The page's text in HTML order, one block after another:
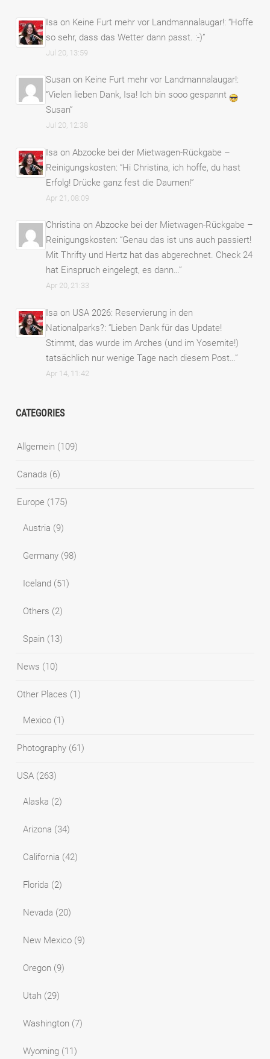
Isa on Keine Furt mehr vor Landmannalaugar!: “Hoffe
so sehr, dass das Wetter dann passt. :-)”
Jul 20, 13:59
Susan on Keine Furt mehr vor Landmannalaugar!:
“Vielen lieben Dank, Isa! Ich bin sooo gespannt
Susan”
Jul 20, 12:38
Isa onAbzocke bei der Mietwagen-Rückgabe –
Reinigungskosten: “Hi Christina, ich hoffe, du hast
Erfolg! Drücke ganz fest die Daumen!”
Apr 21, 08:09
Christina onAbzocke bei der Mietwagen-Rückgabe –
Reinigungskosten: “Genau das ist uns auch passiert!
Mit Thrifty und Hertz hat das abgerechnet. Check 24
hat Einspruch eingelegt, es dann…”
Apr 20, 21:33
Isa on USA 2026: Reservierung in den
Nationalparks?: “Lieben Dank für das Update!
Stimmt, das wurde im Arches (und im Yosemite!)
tatsächlich nur wenige Tage nach diesem Post…”
Apr 14, 11:42
CATEGORIES
Allgemein (109)
Canada (6)
Europe (175)
Austria (9)
Germany (98)
Iceland (51)
Others (2)
Spain (13)
News (10)
Other Places (1)
Mexico (1)
Photography (61)
USA (263)
Alaska (2)
Arizona (34)
California (42)
Florida (2)
Nevada (20)
New Mexico (9)
Oregon (9)
Utah (29)
Washington (7)
Wyoming (11)